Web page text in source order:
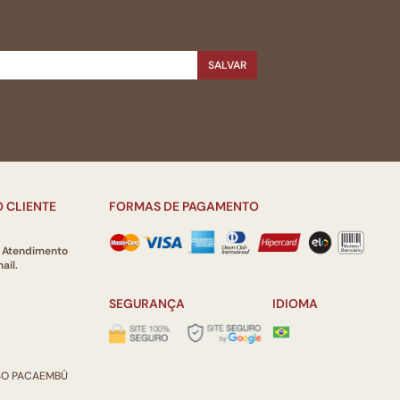
SALVAR
CLIENTE
Atendimento
PACAEMBÚ
FORMAS DE PAGAMENTO
SEGURANÇA IDIOMA